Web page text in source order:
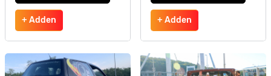
+ Adden + Adden